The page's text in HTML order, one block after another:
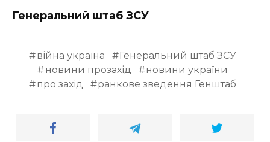
Генеральний штаб ЗСУ
війна україна
Генеральний штаб ЗСУ
новини прозахід
новини україни
про захід
ранкове зведення Генштаб